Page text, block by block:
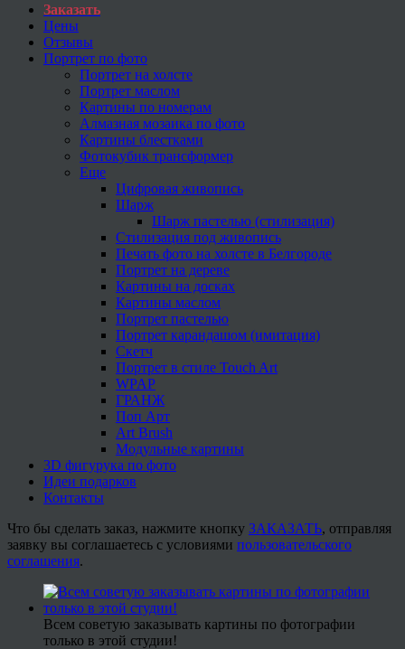
Заказать
Цены
Отзывы
Портрет по фото
Портрет на холсте
Портрет маслом
Картины по номерам
Алмазная мозаика по фото
Картины блестками
Фотокубик трансформер
Еще
Цифровая живопись
Шарж
Шарж пастелью (стилизация)
Стилизация под живопись
Печать фото на холсте в Белгороде
Портрет на дереве
Картины на досках
Картины маслом
Портрет пастелью
Портрет карандашом (имитация)
Скетч
Портрет в стиле Touch Art
WPAP
ГРАНЖ
Поп Арт
Art Brush
Модульные картины
3D фигурука по фото
Идеи подарков
Контакты
Что бы сделать заказ, нажмите кнопку ЗАКАЗАТЬ, отправляя
заявку вы соглашаетесь с условиями пользовательского
соглашения.
Всем советую заказывать картины по фотографии
только в этой студии!